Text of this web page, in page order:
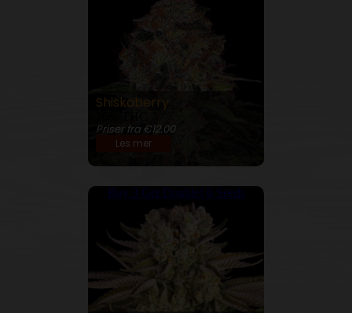
Shiskaberry
Priser fra €12.00
Les mer
Buy 3 Get Double! 6 Seeds